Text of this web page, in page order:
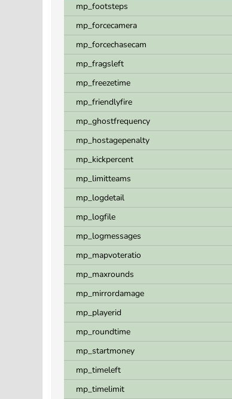
mp_footsteps
mp_forcecamera
mp_forcechasecam
mp_fragsleft
mp_freezetime
mp_friendlyfire
mp_ghostfrequency
mp_hostagepenalty
mp_kickpercent
mp_limitteams
mp_logdetail
mp_logfile
mp_logmessages
mp_mapvoteratio
mp_maxrounds
mp_mirrordamage
mp_playerid
mp_roundtime
mp_startmoney
mp_timeleft
mp_timelimit